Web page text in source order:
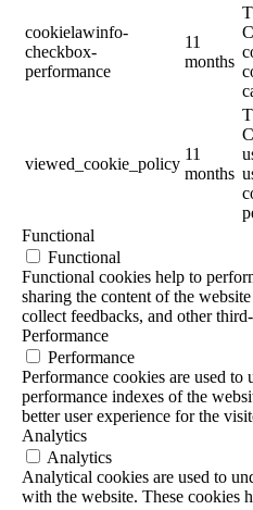
cookielawinfo-
checkbox-
performance
11
months
viewed_cookie_policy
11
months
Functional
Functional
Functional cookies help to
sharing the content of the
collect feedbacks, and other
Performance
Performance
Performance cookies are used to
performance indexes of the
better user experience for the
Analytics
Analytics
Analytical cookies are used to
with the website. These cookies